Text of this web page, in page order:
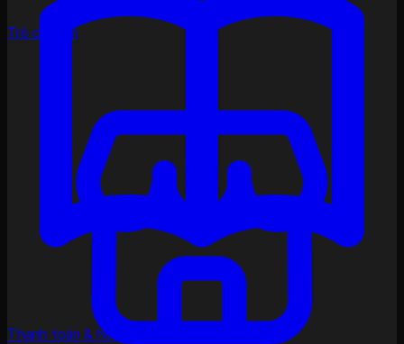
Trò chuyện
Thanh toán & hoàn tiền